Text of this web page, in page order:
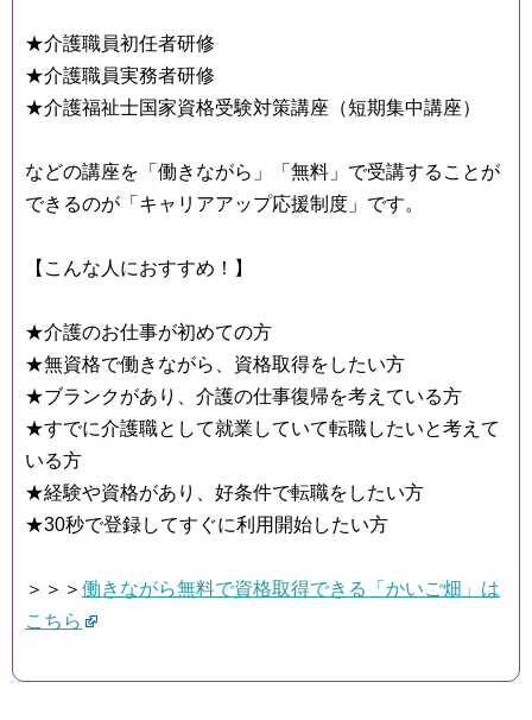
★介護職員初任者研修
★介護職員実務者研修
★介護福祉士国家資格受験対策講座（短期集中講座）
などの講座を「働きながら」「無料」で受講することが
できるのが「キャリアアップ応援制度」です。
【こんな人におすすめ！】
★介護のお仕事が初めての方
★無資格で働きながら、資格取得をしたい方
★ブランクがあり、介護の仕事復帰を考えている方
★すでに介護職として就業していて転職したいと考えて
いる方
★経験や資格があり、好条件で転職をしたい方
★30秒で登録してすぐに利用開始したい方
＞＞＞ 働きながら無料で資格取得できる「かいご畑」は
こちら